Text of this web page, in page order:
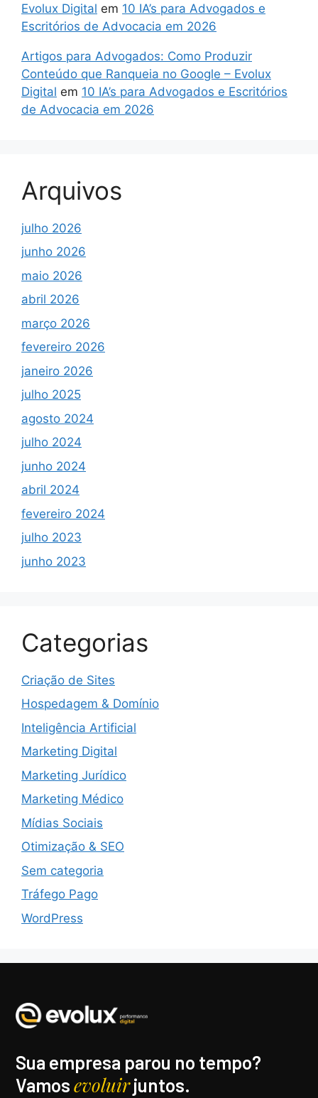
Evolux Digital em 10 IA’s para Advogados e
Escritórios de Advocacia em 2026
Artigos para Advogados: Como Produzir
Conteúdo que Ranqueia no Google – Evolux
Digital em 10 IA’s para Advogados e Escritórios
de Advocacia em 2026
Arquivos
julho 2026
junho 2026
maio 2026
abril 2026
março 2026
fevereiro 2026
janeiro 2026
julho 2025
agosto 2024
julho 2024
junho 2024
abril 2024
fevereiro 2024
julho 2023
junho 2023
Categorias
Criação de Sites
Hospedagem & Domínio
Inteligência Artificial
Marketing Digital
Marketing Jurídico
Marketing Médico
Mídias Sociais
Otimização & SEO
Sem categoria
Tráfego Pago
WordPress
Sua empresa parou no tempo?
Vamosevoluirjuntos.